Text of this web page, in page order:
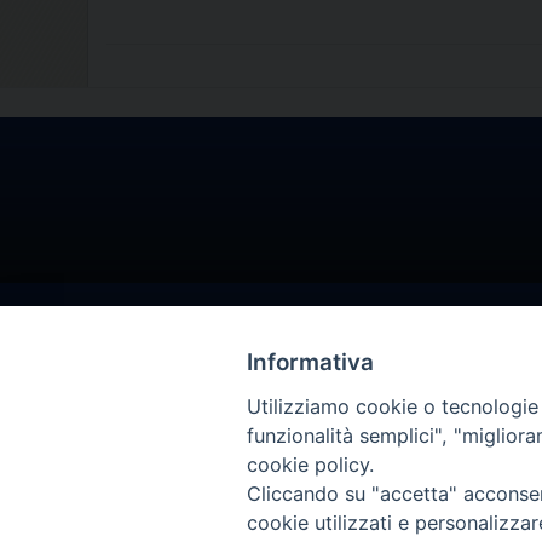
Informativa
Utilizziamo cookie o
funzionalità semplici",
cookie policy.
Cliccando su "accetta"
cookie utilizzati e